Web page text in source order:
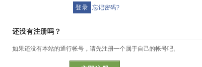
忘记密码?
还没有注册吗？
如果还没有本站的通行帐号，请先注册一个属于自己的帐号吧。